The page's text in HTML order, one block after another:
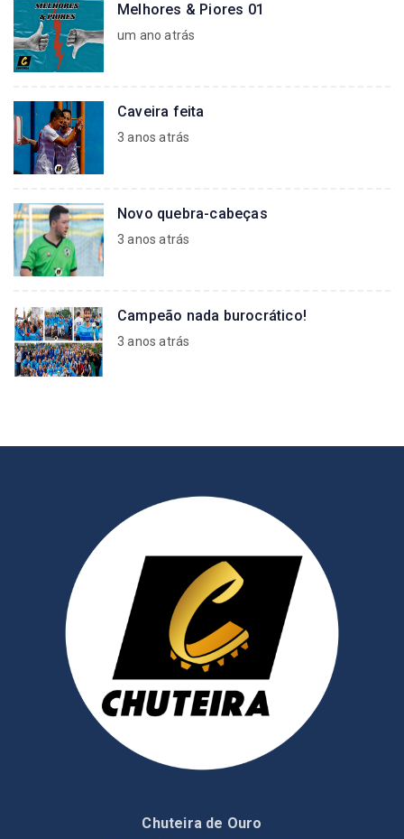
Melhores & Piores 01
um ano atrás
Caveira feita
3 anos atrás
Novo quebra-cabeças
3 anos atrás
Campeão nada burocrático!
3 anos atrás
Chuteira de Ouro